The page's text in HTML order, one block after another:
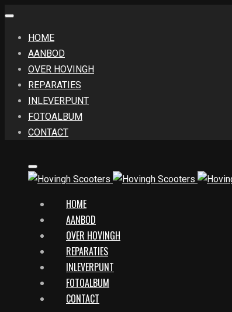
HOME
AANBOD
OVER HOVINGH
REPARATIES
INLEVERPUNT
FOTOALBUM
CONTACT
HOME
AANBOD
OVER HOVINGH
REPARATIES
INLEVERPUNT
FOTOALBUM
CONTACT